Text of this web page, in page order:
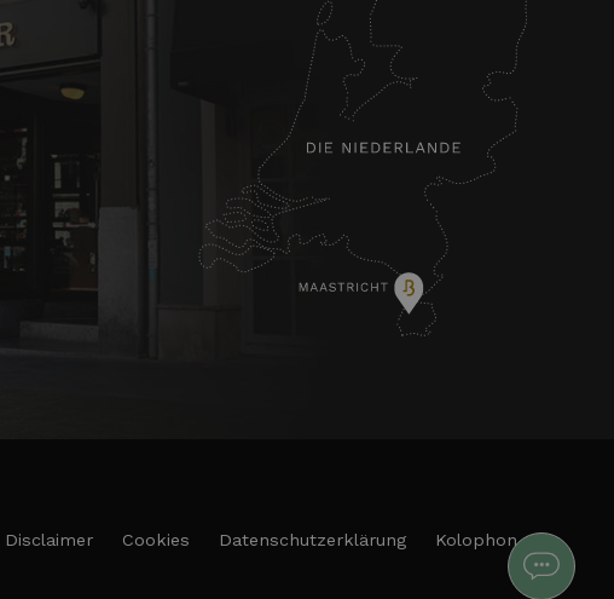
Disclaimer Cookies Datenschutzerklärung Kolophon